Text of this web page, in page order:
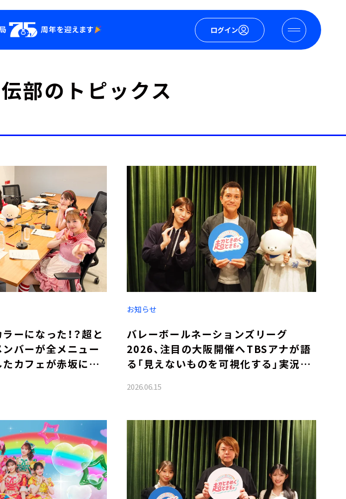
ログイン
部のトピックス
ーになった！？超と
バーが全メニュー
カフェが赤坂に期
お知らせ
バレーボールネーションズリーグ
2026、注目の大阪開催へ――TBSアナが語
る「見えないものを可視化する」実況哲
2026.06.15